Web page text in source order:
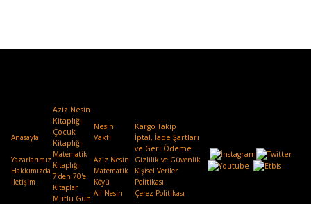
Anasayfa
Yazarlarımız
Hakkımızda
İletişim
Aziz Nesin
Kitaplığı
Çocuk
Kitaplığı
Matematik
Kitaplığı
7'den 70'e
Kitaplar
Mutlu Gün
Nesin
Vakfı
Aziz Nesin
Matematik
Köyü
Ali Nesin
Kargo Takip
İptal, İade Şartları
ve Geri Ödeme
Gizlilik ve Güvenlik
Kişisel Veriler
Politikası
Çerez Politikası